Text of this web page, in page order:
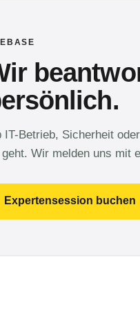
IT-Betrieb, Sicherheit
Wir melden uns mit
Expertensession buchen